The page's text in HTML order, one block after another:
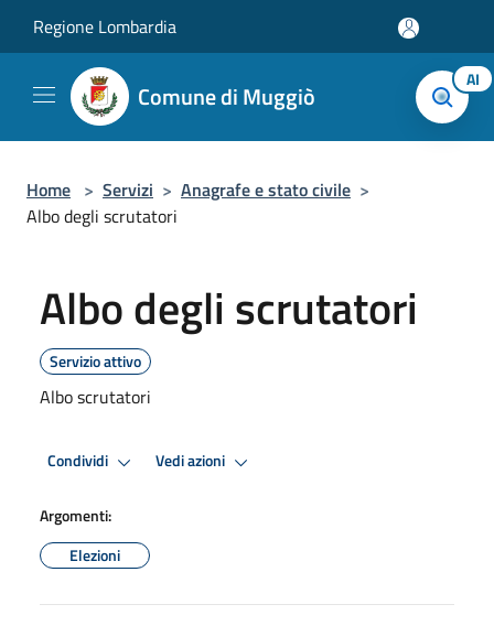
Regione Lombardia
Comune di Muggiò
AI
Home > Servizi > Anagrafe e stato civile >
Albo degli scrutatori
Albo degli scrutatori
Servizio attivo
Albo scrutatori
Condividi Vedi azioni
Argomenti:
Elezioni